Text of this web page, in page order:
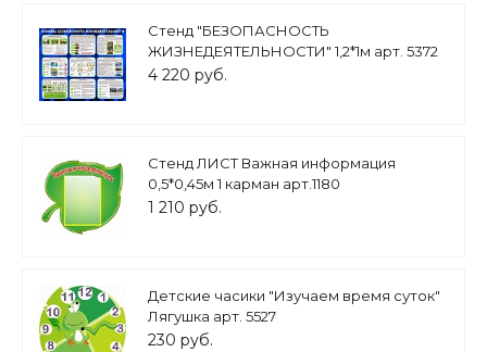
Стенд "БЕЗОПАСНОСТЬ
ЖИЗНЕДЕЯТЕЛЬНОСТИ" 1,2*1м арт. 5372
4 220 руб.
Стенд ЛИСТ Важная информация
0,5*0,45м 1 карман арт.1180
1 210 руб.
Детские часики "Изучаем время суток"
Лягушка арт. 5527
230 руб.